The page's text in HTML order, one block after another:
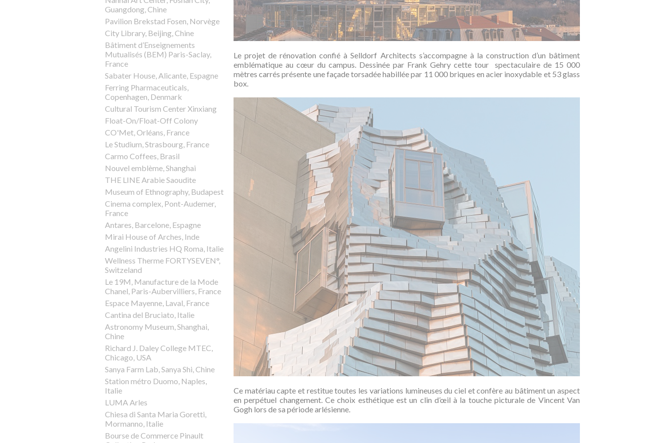
Guangdong, Chine
Pavilion Brekstad Fosen, Norvège
City Library, Beijing, Chine
Bâtiment d’Enseignements
Mutualisés (BEM) Paris-Saclay,
France
Sabater House, Alicante, Espagne
Ferring Pharmaceuticals,
Copenhagen, Denmark
Cultural Tourism Center Xinxiang
Float-On/Float-Off Colony
CO'Met, Orléans, France
Le Studium, Strasbourg, France
Carmo Coffees, Brasil
Nouvel emblème, Shanghai
THE LINE Arabie Saoudite
Museum of Ethnography, Budapest
Cinema complex, Pont-Audemer,
France
Antares, Barcelone, Espagne
Mirai House of Arches, Inde
Angelini Industries HQ Roma, Italie
Wellness Therme FORTYSEVEN°,
Switzeland
Le 19M, Manufacture de la Mode
Chanel, Paris-Aubervilliers, France
Espace Mayenne, Laval, France
Cantina del Bruciato, Italie
Astronomy Museum, Shanghai,
Chine
Richard J. Daley College MTEC,
Chicago, USA
Sanya Farm Lab, Sanya Shi, Chine
Station métro Duomo, Naples,
Italie
LUMA Arles
Chiesa di Santa Maria Goretti,
Mormanno, Italie
Bourse de Commerce Pinault
Le projet de rénovation confié à Selldorf Architects s’accompagne à la construction d’un bâtiment
emblématique au cœur du campus. Dessinée par Frank Gehry cette tour spectaculaire de 15 000
mètres carrés présente une façade torsadée habillée par 11 000 briques en acier inoxydable et 53 glass
box.
Ce matériau capte et restitue toutes les variations lumineuses du ciel et confère au bâtiment un aspect
en perpétuel changement. Ce choix esthétique est un clin d’œil à la touche picturale de Vincent Van
Gogh lors de sa période arlésienne.